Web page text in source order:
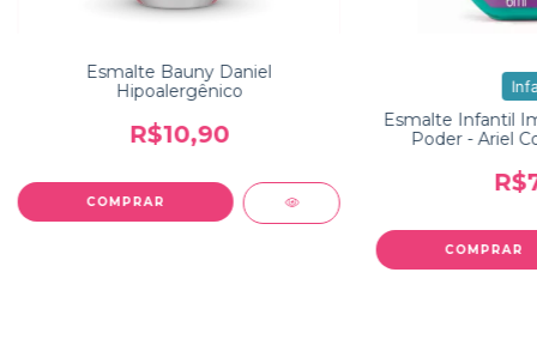
Esmalte Bauny Daniel
Hipoalergênico
R$10,90
Esmalte Infantil
Poder - Ariel